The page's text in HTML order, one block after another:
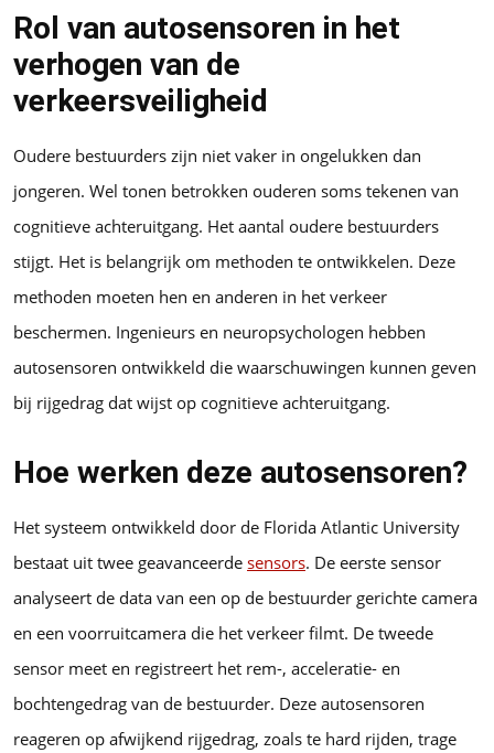
Rol van autosensoren in het
verhogen van de
verkeersveiligheid
Oudere bestuurders zijn niet vaker in ongelukken dan
jongeren. Wel tonen betrokken ouderen soms tekenen van
cognitieve achteruitgang. Het aantal oudere bestuurders
stijgt. Het is belangrijk om methoden te ontwikkelen. Deze
methoden moeten hen en anderen in het verkeer
beschermen. Ingenieurs en neuropsychologen hebben
autosensoren ontwikkeld die waarschuwingen kunnen geven
bij rijgedrag dat wijst op cognitieve achteruitgang.
Hoe werken deze autosensoren?
Het systeem ontwikkeld door de Florida Atlantic University
bestaat uit twee geavanceerde sensors. De eerste sensor
analyseert de data van een op de bestuurder gerichte camera
en een voorruitcamera die het verkeer filmt. De tweede
sensor meet en registreert het rem-, acceleratie- en
bochtengedrag van de bestuurder. Deze autosensoren
reageren op afwijkend rijgedrag, zoals te hard rijden, trage